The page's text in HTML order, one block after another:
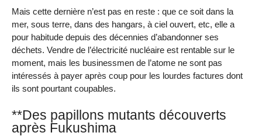
Mais cette dernière n’est pas en reste : que ce soit dans la
mer, sous terre, dans des hangars, à ciel ouvert, etc, elle a
pour habitude depuis des décennies d’abandonner ses
déchets. Vendre de l’électricité nucléaire est rentable sur le
moment, mais les businessmen de l’atome ne sont pas
intéressés à payer après coup pour les lourdes factures dont
ils sont pourtant coupables.
**Des papillons mutants découverts
après Fukushima